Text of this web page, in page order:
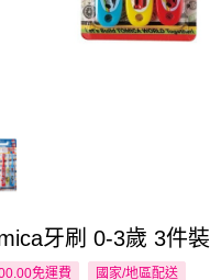
牙刷 0-3歲 3件裝
免運費 國家/地區配送